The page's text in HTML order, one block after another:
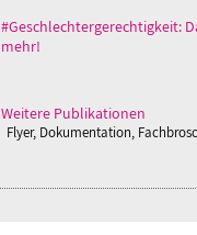
#Geschlechtergerechtigkeit:
mehr!
Weitere Publikationen
Flyer, Dokumentation,